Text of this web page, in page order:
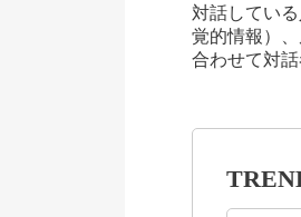
対話してい
覚的情報）
合わせて対